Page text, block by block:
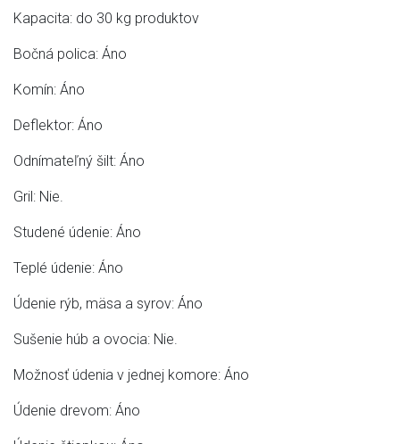
Kapacita: do 30 kg produktov
Bočná polica: Áno
Komín: Áno
Deflektor: Áno
Odnímateľný šilt: Áno
Gril: Nie.
Studené údenie: Áno
Teplé údenie: Áno
Údenie rýb, mäsa a syrov: Áno
Sušenie húb a ovocia: Nie.
Možnosť údenia v jednej komore: Áno
Údenie drevom: Áno